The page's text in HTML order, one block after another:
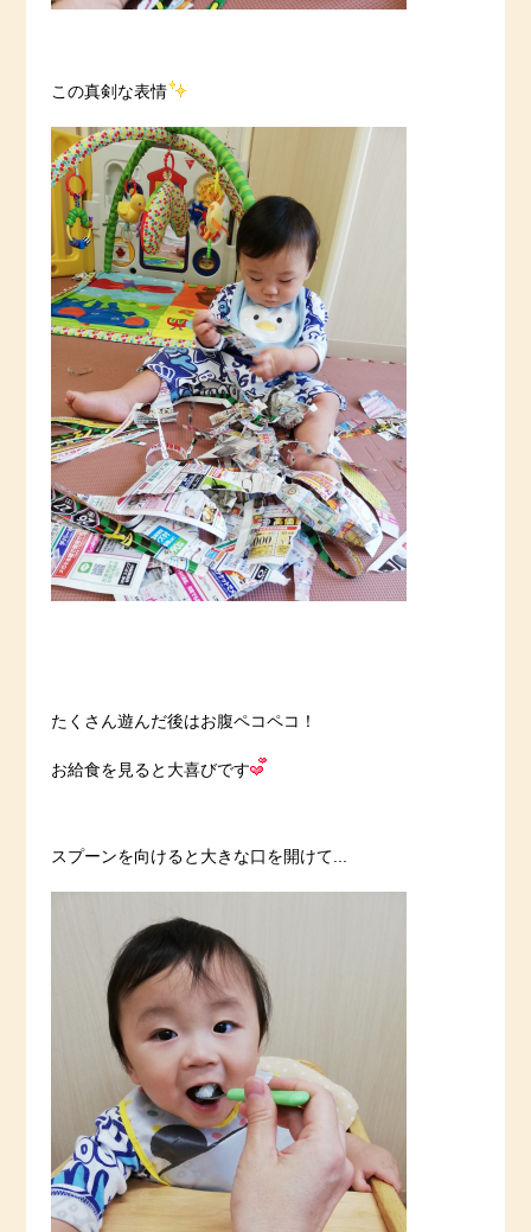
この真剣な表情
たくさん遊んだ後はお腹ペコペコ！
お給食を見ると大喜びです
スプーンを向けると大きな口を開けて...